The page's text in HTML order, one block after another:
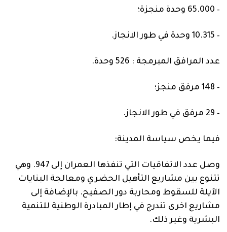
–
65.000 وحدة منجزة؛
–
10.315 وحدة في طور الانجاز.
عدد المرافق المبرمجة : 526 وحدة.
–
148 مرفق منجز؛
–
29 مرفق في طور الانجاز.
فيما يخص سياسة المدينة:
وصل عدد الاتفاقيات التي تنفذها العمران إلى 947. وهي
تتنوع بين مشاريع التأهيل الحضري ومعالجة البنايات
الآيلة للسقوط ومحاربة دور الصفيح. بالإضافة إلى
مشاريع اخرى تندرج في إطار المبادرة الوطنية للتنمية
البشرية وغير ذلك.